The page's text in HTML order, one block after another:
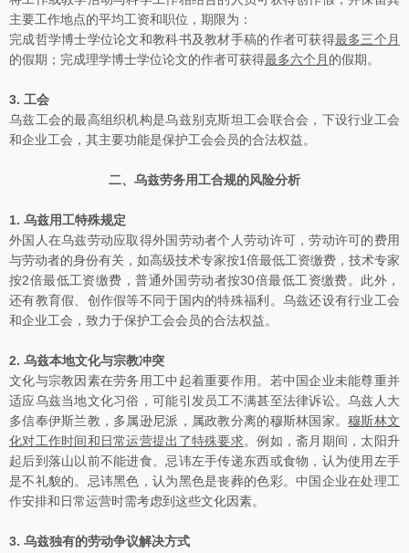
主要工作地点的平均工资和职位，期限为：
完成哲学博士学位论文和教科书及教材手稿的作者可获得最多三个月
的假期；完成理学博士学位论文的作者可获得最多六个月 的假期。
3. 工会
乌兹工会的最高组织机构是乌兹别克斯坦工会联合会，下设行业工会
和企业工会，其主要功能是保护工会会员的合法权益。
二、乌兹劳务用工合规的风险分析
1. 乌兹用工特殊规定
外国人在乌兹劳动应取得外国劳动者个人劳动许可，劳动许可的费用
与劳动者的身份有关，如高级技术专家按1倍最低工资缴费，技术专家
按2倍最低工资缴费，普通外国劳动者按30倍最低工资缴费。此外，
还有教育假、创作假等不同于国内的特殊福利。乌兹还设有行业工会
和企业工会，致力于保护工会会员的合法权益。
2. 乌兹本地文化与宗教冲突
文化与宗教因素在劳务用工中起着重要作用。若中国企业未能尊重并
适应乌兹当地文化习俗，可能引发员工不满甚至法律诉讼。乌兹人大
多信奉伊斯兰教，多属逊尼派，属政教分离的穆斯林国家。穆斯林文
化对工作时间和日常运营提出了特殊要求。例如，斋月期间，太阳升
起后到落山以前不能进食。忌讳左手传递东西或食物，认为使用左手
是不礼貌的。忌讳黑色，认为黑色是丧葬的色彩。中国企业在处理工
作安排和日常运营时需考虑到这些文化因素。
3. 乌兹独有的劳动争议解决方式